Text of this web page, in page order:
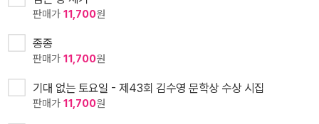
판매가 11,700원
종종
판매가 11,700원
기대 없는 토요일 - 제43회 김수영 문학상 수상 시집
판매가 11,700원